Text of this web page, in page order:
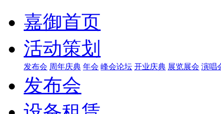
嘉御首页
活动策划
发布会 周年庆典 年会 峰会论坛 开业庆典 展览展会 演唱
发布会